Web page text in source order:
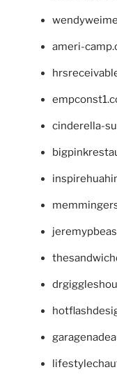
ameri-
cinderella-